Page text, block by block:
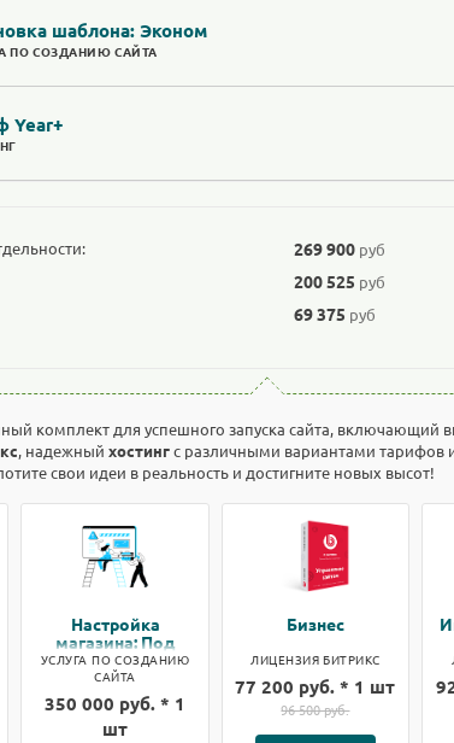
шаблона: Эконом
ПО СОЗДАНИЮ САЙТА
Year+
269 900 руб
200 525 руб
69 375 руб
комплект для успешного запуска сайта, включающий
, надежный хостингс различными вариантами тарифов
свои идеи в реальность и достигните новых высот!
Настройка
магазина: Под
ключ
УСЛУГА ПО СОЗДАНИЮ
САЙТА
350 000 руб. * 1
шт
Бизнес
ЛИЦЕНЗИЯ БИТРИКС
77 200 руб. * 1 шт
96 500 руб.